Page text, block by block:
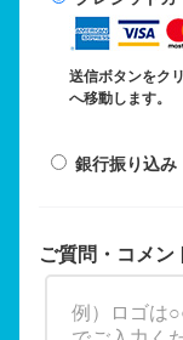
送信ボタンをク
へ移動します。
銀行振り込み
ご質問・コメン